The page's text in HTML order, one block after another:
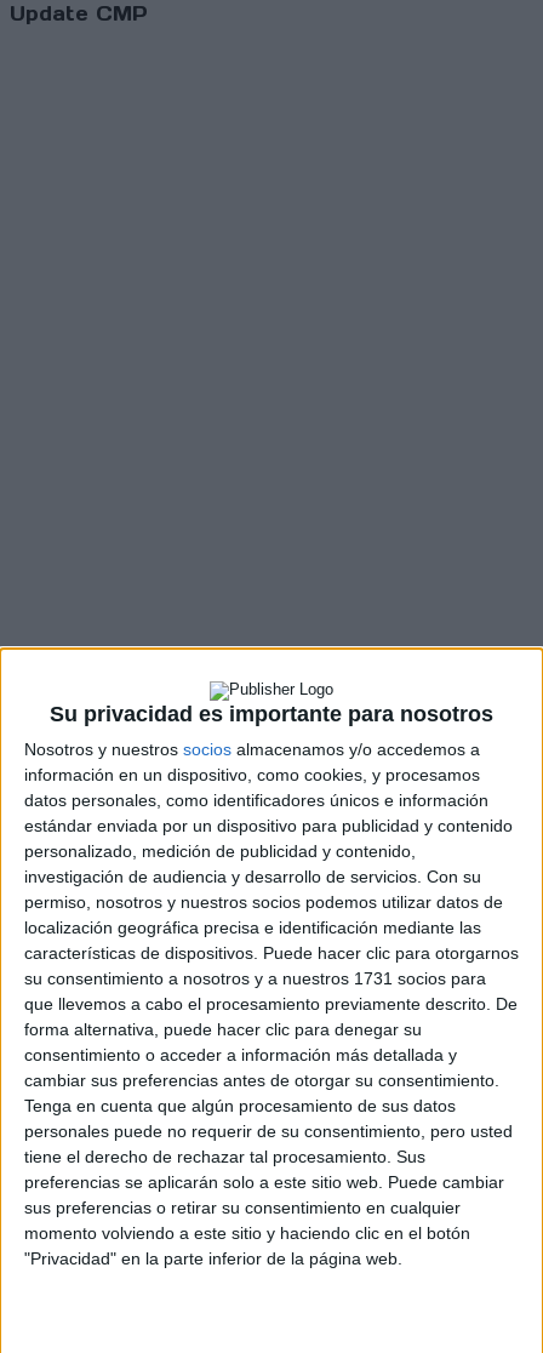
Su privacidad es importante para nosotros
Nosotros y nuestros socios almacenamos y/o accedemos a
información en un dispositivo, como cookies, y procesamos
datos personales, como identificadores únicos e información
estándar enviada por un dispositivo para publicidad y contenido
personalizado, medición de publicidad y contenido,
investigación de audiencia y desarrollo de servicios. Con su
permiso, nosotros y nuestros socios podemos utilizar datos de
localización geográfica precisa e identificación mediante las
características de dispositivos. Puede hacer clic para otorgarnos
su consentimiento a nosotros y a nuestros 1731 socios para
que llevemos a cabo el procesamiento previamente descrito. De
forma alternativa, puede hacer clic para denegar su
consentimiento o acceder a información más detallada y
cambiar sus preferencias antes de otorgar su consentimiento.
Tenga en cuenta que algún procesamiento de sus datos
personales puede no requerir de su consentimiento, pero usted
tiene el derecho de rechazar tal procesamiento. Sus
preferencias se aplicarán solo a este sitio web. Puede cambiar
sus preferencias o retirar su consentimiento en cualquier
momento volviendo a este sitio y haciendo clic en el botón
"Privacidad" en la parte inferior de la página web.
Update CMP